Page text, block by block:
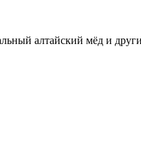
алтайский мёд и